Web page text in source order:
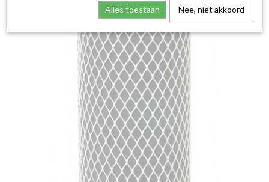
Alles toestaan Nee, niet akkoord